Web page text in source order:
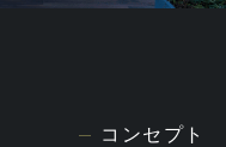
コンセプト